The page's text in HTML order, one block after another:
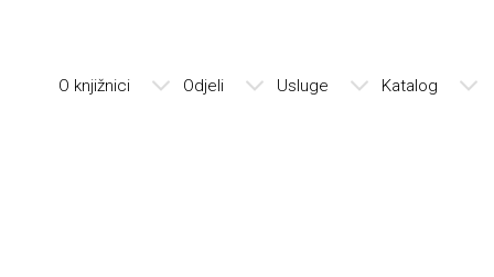
O knjižnici Odjeli Usluge Katalog